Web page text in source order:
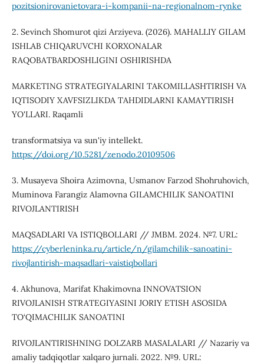
pozitsionirovanietovara-i-kompanii-na-regionalnom-rynke
2. Sevinch Shomurot qizi Arziyeva. (2026). MAHALLIY GILAM
ISHLAB CHIQARUVCHI KORXONALAR
RAQOBATBARDOSHLIGINI OSHIRISHDA
MARKETING STRATEGIYALARINI TAKOMILLASHTIRISH VA
IQTISODIY XAVFSIZLIKDA TAHDIDLARNI KAMAYTIRISH
YO'LLARI. Raqamli
transformatsiya va sun'iy intellekt.
https://doi.org/10.5281/zenodo.20109506
3. Musayeva Shoira Azimovna, Usmanov Farzod Shohruhovich,
Muminova Farangiz Alamovna GILAMCHILIK SANOATINI
RIVOJLANTIRISH
MAQSADLARI VA ISTIQBOLLARI // JMBM. 2024. №7. URL:
https://cyberleninka.ru/article/n/gilamchilik-sanoatini-
rivojlantirish-maqsadlari-vaistiqbollari
4. Akhunova, Marifat Khakimovna INNOVATSION
RIVOJLANISH STRATEGIYASINI JORIY ETISH ASOSIDA
TO‘QIMACHILIK SANOATINI
RIVOJLANTIRISHNING DOLZARB MASALALARI // Nazariy va
amaliy tadqiqotlar xalqaro jurnali. 2022. №9. URL: